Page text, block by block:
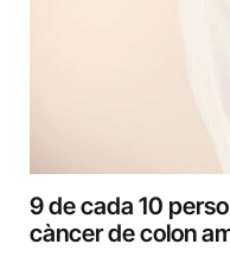
9 de cada 10
càncer de colon